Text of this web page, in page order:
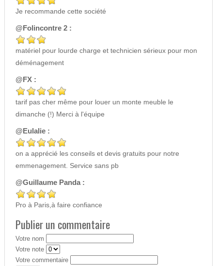
Je recommande cette société
@Folincontre 2 :
matériel pour lourde charge et technicien sérieux pour mon
déménagement
@FX :
tarif pas cher même pour louer un monte meuble le
dimanche (!) Merci à l'équipe
@Eulalie :
on a apprécié les conseils et devis gratuits pour notre
emmenagement. Service sans pb
@Guillaume Panda :
Pro à Paris,à faire confiance
Publier un commentaire
Votre nom
Votre note
Votre commentaire